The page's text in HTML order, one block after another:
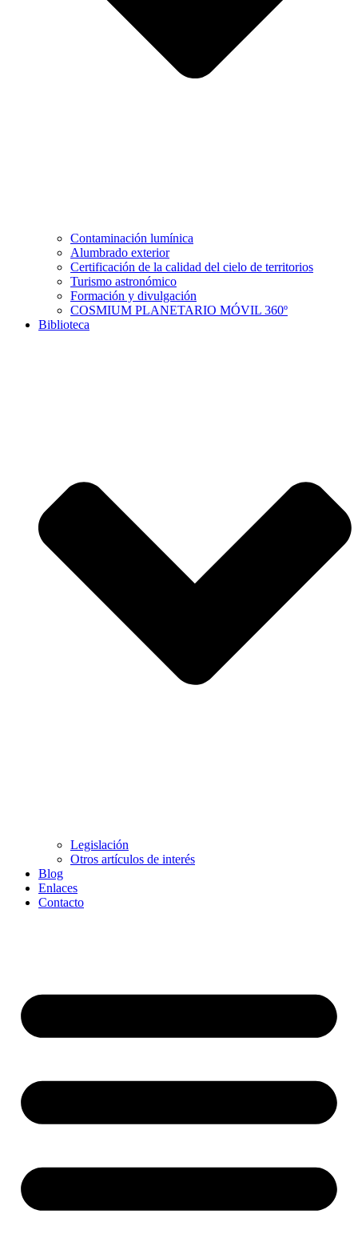
Contaminación lumínica
Alumbrado exterior
Certificación de la calidad del cielo de territorios
Turismo astronómico
Formación y divulgación
COSMIUM PLANETARIO MÓVIL 360º
Biblioteca
Legislación
Otros artículos de interés
Blog
Enlaces
Contacto